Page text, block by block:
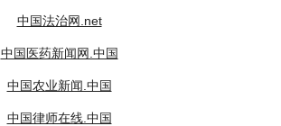
中国法治网.net
中国医药新闻网.中国
中国农业新闻.中国
中国律师在线.中国